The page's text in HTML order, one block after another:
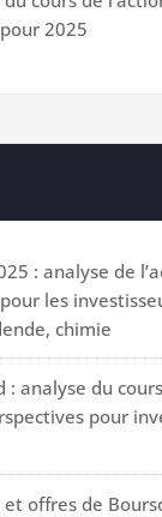
2025
: analyse de
les
chimie
: analyse du
pour
et offres de